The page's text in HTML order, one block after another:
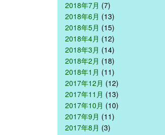
2018年7月 (7)
2018年6月 (13)
2018年5月 (15)
2018年4月 (12)
2018年3月 (14)
2018年2月 (18)
2018年1月 (11)
2017年12月 (12)
2017年11月 (13)
2017年10月 (10)
2017年9月 (11)
2017年8月 (3)